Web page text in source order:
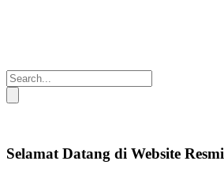
Selamat Datang di Website Resmi